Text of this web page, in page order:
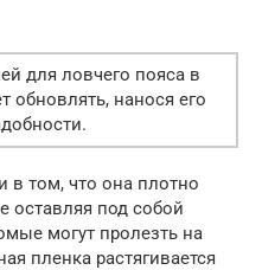
для ловчего пояса в
обновлять, нанося его
в том, что она плотно
оставляя под собой
могут пролезть на
пленка растягивается